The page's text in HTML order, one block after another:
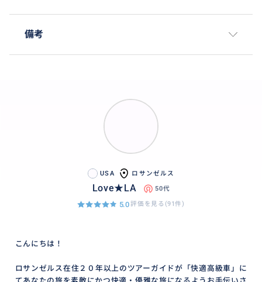
備考
USA ロサンゼルス
Love★LA 50代
5.0評価を見る(91件)
こんにちは！
ロサンゼルス在住２０年以上のツアーガイドが「快適高級車」に